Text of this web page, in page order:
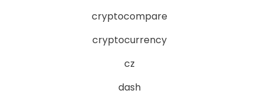
cryptocompare
cryptocurrency
cz
dash